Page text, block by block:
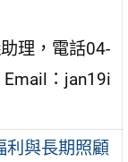
理，電話04-
：jan19i
利與長期照顧